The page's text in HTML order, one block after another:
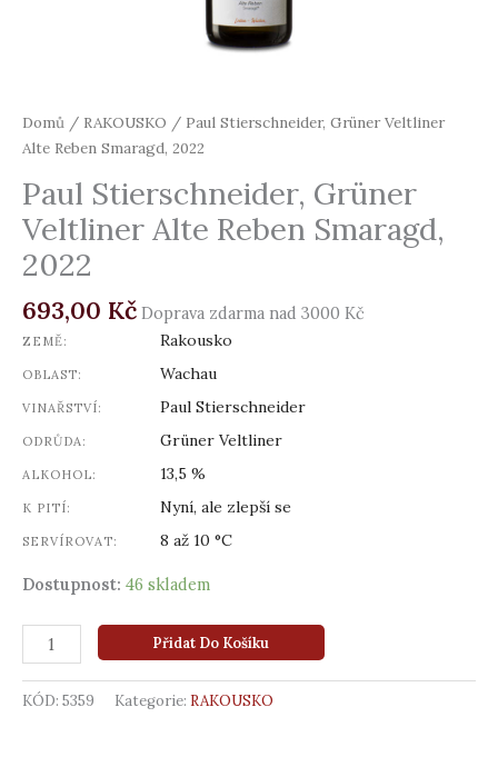
Domů / RAKOUSKO / Paul Stierschneider, Grüner Veltliner
Alte Reben Smaragd, 2022
Paul Stierschneider, Grüner
Veltliner Alte Reben Smaragd,
2022
693,00 Kč Doprava zdarma nad 3000 Kč
ZEMĚ: Rakousko
OBLAST: Wachau
VINAŘSTVÍ: Paul Stierschneider
ODRŮDA: Grüner Veltliner
ALKOHOL: 13,5 %
K PITÍ: Nyní, ale zlepší se
SERVÍROVAT: 8 až 10 °C
Dostupnost: 46 skladem
Přidat Do Košíku
KÓD: 5359 Kategorie: RAKOUSKO